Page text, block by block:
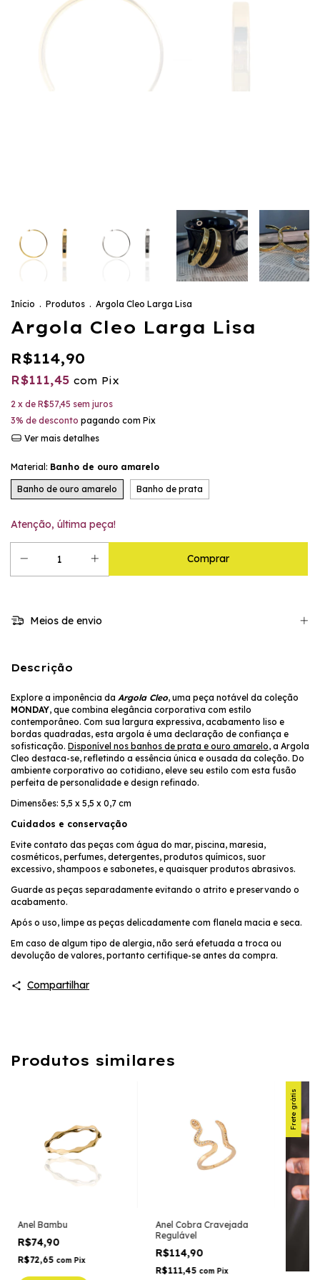
Início . Produtos . Argola Cleo Larga Lisa
Argola Cleo Larga Lisa
R$114,90
R$111,45 com Pix
2 x de R$57,45 sem juros
3% de desconto pagando com Pix
Ver mais detalhes
Material: Banho de ouro amarelo
Banho de ouro amarelo Banho de prata
Atenção, última peça!
Meios de envio
Descrição
Explore a imponência da Argola Cleo, uma peça notável da coleção
MONDAY, que combina elegância corporativa com estilo
contemporâneo. Com sua largura expressiva, acabamento liso e
bordas quadradas, esta argola é uma declaração de confiança e
sofisticação. Disponível nos banhos de prata e ouro amarelo, a Argola
Cleo destaca-se, refletindo a essência única e ousada da coleção. Do
ambiente corporativo ao cotidiano, eleve seu estilo com esta fusão
perfeita de personalidade e design refinado.
Dimensões: 5,5 x 5,5 x 0,7 cm
Cuidados e conservação
Evite contato das peças com água do mar, piscina, maresia,
cosméticos, perfumes, detergentes, produtos químicos, suor
excessivo, shampoos e sabonetes, e quaisquer produtos abrasivos.
Guarde as peças separadamente evitando o atrito e preservando o
acabamento.
Após o uso, limpe as peças delicadamente com flanela macia e seca.
Em caso de algum tipo de alergia, não será efetuada a troca ou
devolução de valores, portanto certifique-se antes da compra.
Compartilhar
Produtos similares
Anel Bambu
R$74,90
R$72,65 com Pix
Anel Cobra Cravejada
Regulável
R$114,90
R$111,45 com Pix
Frete grátis